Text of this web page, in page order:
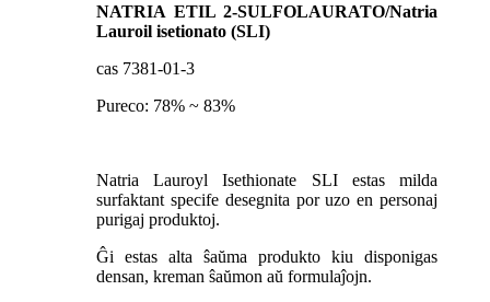
NATRIA ETIL 2-SULFOLAURATO/Natria
Lauroil isetionato (SLI)
cas 7381-01-3
Pureco: 78% ~ 83%
Natria Lauroyl Isethionate SLI estas milda
surfaktant specife desegnita por uzo en personaj
purigaj produktoj.
Ĝi estas alta ŝaŭma produkto kiu disponigas
densan, kreman ŝaŭmon aŭ formulaĵojn.